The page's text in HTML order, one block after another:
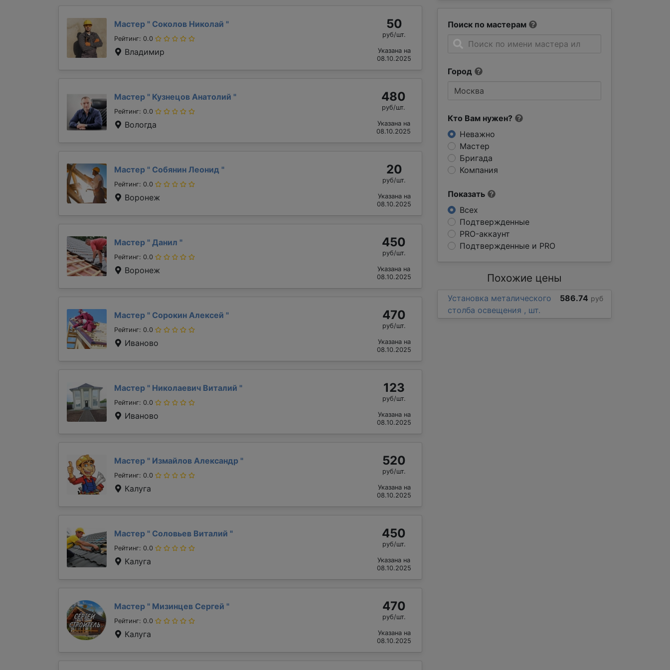
Поиск по мастерам
Город
Кто Вам нужен?
Неважно
Мастер
Бригада
Компания
Показать
Всех
Подтвержденные
PRO-аккаунт
Подтвержденные и PRO
Мастер " Соколов Николай "
Рейтинг: 0.0
Владимир
50
руб/шт.
Указана на
08.10.2025
Мастер " Кузнецов Анатолий "
Рейтинг: 0.0
Вологда
480
руб/шт.
Указана на
08.10.2025
Мастер " Собянин Леонид "
Рейтинг: 0.0
Воронеж
20
руб/шт.
Указана на
08.10.2025
Мастер " Данил "
Рейтинг: 0.0
Воронеж
450
руб/шт.
Указана на
08.10.2025
Мастер " Сорокин Алексей "
Рейтинг: 0.0
Иваново
470
руб/шт.
Указана на
08.10.2025
Мастер " Николаевич Виталий "
Рейтинг: 0.0
Иваново
123
руб/шт.
Указана на
08.10.2025
Мастер " Измайлов Александр "
Рейтинг: 0.0
Калуга
520
руб/шт.
Указана на
08.10.2025
Мастер " Соловьев Виталий "
Рейтинг: 0.0
Калуга
450
руб/шт.
Указана на
08.10.2025
Мастер " Мизинцев Сергей "
Рейтинг: 0.0
Калуга
470
руб/шт.
Указана на
08.10.2025
Похожие цены
Установка металического
столба освещения , шт.
586.74 руб